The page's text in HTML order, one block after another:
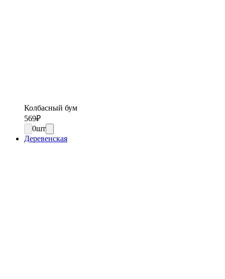
Колбасный бум
569₽
0шт
Деревенская